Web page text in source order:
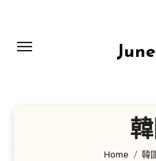
content
Home 韓